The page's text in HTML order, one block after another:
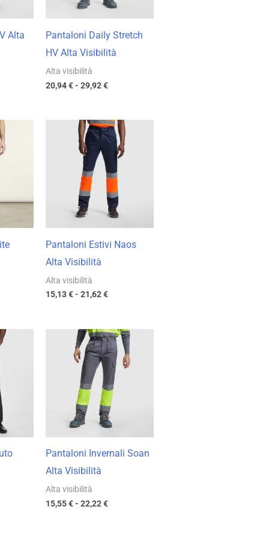
Alta
Pantaloni Daily Stretch
HV Alta Visibilità
Alta visibilità
20,94€- 29,92€
€
€
Pantaloni Estivi Naos
Alta Visibilità
Alta visibilità
15,13€- 21,62€
Fascia
di
prezzo:
da
15,13 €
a
21,62 €
€
€
Pantaloni Invernali Soan
Alta Visibilità
Alta visibilità
15,55€- 22,22€
Fascia
di
prezzo:
da
15,55 €
a
22,22 €